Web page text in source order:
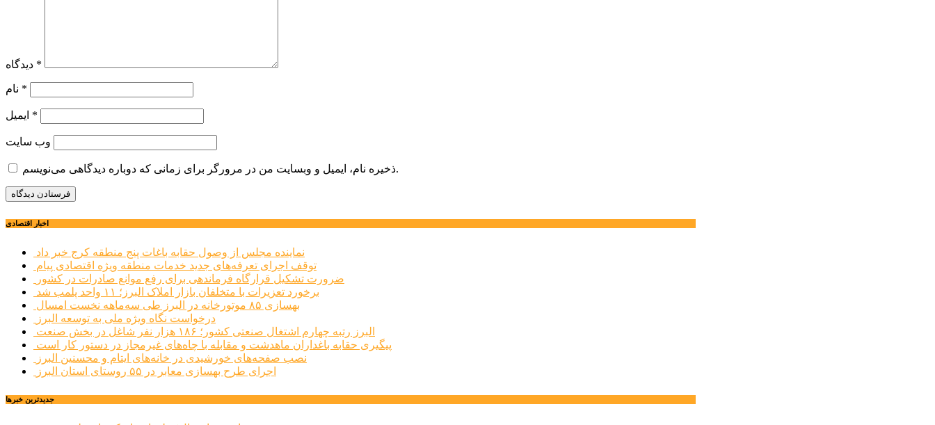
*
*
*
وب‌ سایت
ذخیره نام، ایمیل و وبسایت من در مرورگر برای زمانی که دوباره دیدگاهی می‌نویسم.
اخبار اقتصادی
نماینده مجلس از وصول حقابه باغات پنج منطقه کرج خبر داد
توقف اجرای تعرفه‌های جدید خدمات منطقه ویژه اقتصادی پیام
ضرورت تشکیل قرارگاه فرماندهی برای رفع موانع صادرات در کشور
برخورد تعزیرات با متخلفان بازار املاک البرز؛ ۱۱ واحد پلمب شد
بهسازی ۸۵ موتورخانه در البرز طی سه‌ماهه نخست امسال
درخواست نگاه ویژه ملی به توسعه البرز
البرز رتبه چهارم اشتغال صنعتی کشور؛ ۱۸۶ هزار نفر شاغل در بخش صنعت
پیگیری حقابه باغداران ماهدشت و مقابله با چاه‌های غیرمجاز در دستور کار است
نصب صفحه‌های خورشیدی در خانه‌های ایتام و محسنین البرز
اجرای طرح بهسازی معابر در ۵۵ روستای استان البرز
جديدترين خبرها